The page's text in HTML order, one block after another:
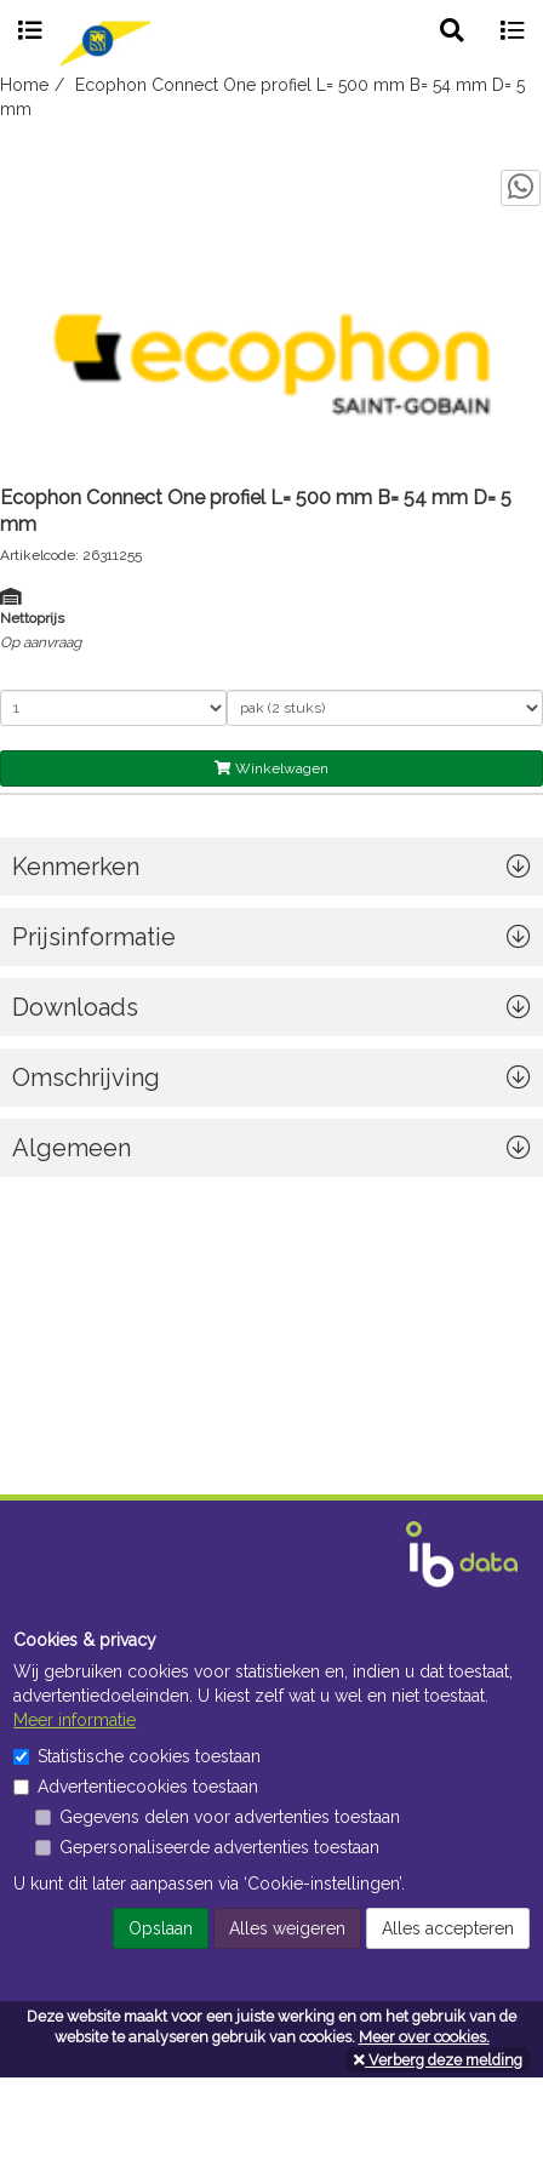
Deze website maakt voor een juiste werking en om het gebruik van de
website te analyseren gebruik van cookies. Meer over cookies.
Verberg deze melding
Skip
to
search
Home
Ecophon Connect One profiel L= 500 mm B= 54 mm D= 5
mm
Ecophon Connect One profiel L= 500 mm B= 54 mm D= 5
mm
Artikelcode: 26311255
Nettoprijs
Op aanvraag
Winkelwagen
Kenmerken
Prijsinformatie
Downloads
Omschrijving
Algemeen
Openingstijden Kantoor
ma t/m vr 8:30 uur tot 17:00 uur
Openingstijden Magazijn
ma t/m vr 7:00 uur tot 16:30 uur
Navigatie
Algemene voorwaarden
Privacy
Cookies & privacy
Wij gebruiken cookies voor statistieken en, indien u dat toestaat,
advertentiedoeleinden. U kiest zelf wat u wel en niet toestaat.
Meer informatie
Statistische cookies toestaan
Advertentiecookies toestaan
Gegevens delen voor advertenties toestaan
Gepersonaliseerde advertenties toestaan
U kunt dit later aanpassen via ‘Cookie-instellingen’.
Opslaan Alles weigeren Alles accepteren